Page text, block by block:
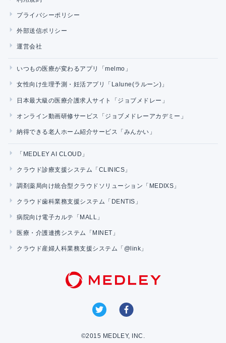
プライバシーポリシー
外部送信ポリシー
運営会社
いつもの医療が変わるアプリ「melmo」
女性向け生理予測・妊活アプリ「Lalune(ラルーン)」
日本最大級の医療介護求人サイト「ジョブメドレー」
オンライン動画研修サービス「ジョブメドレーアカデミー」
納得できる老人ホーム紹介サービス「みんかい」
「MEDLEY AI CLOUD」
クラウド診療支援システム「CLINICS」
調剤薬局向け統合型クラウドソリューション「MEDIXS」
クラウド歯科業務支援システム「DENTIS」
病院向け電子カルテ「MALL」
医療・介護連携システム「MINET」
クラウド産婦人科業務支援システム「@link」
©2015 MEDLEY, INC.